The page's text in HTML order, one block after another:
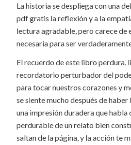
La historia se despliega con una
pdf gratis la reflexión y a la
lectura agradable, pero carece
necesaria para ser
El recuerdo de este libro perdura,
recordatorio perturbador del
para tocar nuestros corazones y
se siente mucho después de
una impresión duradera que habla
perdurable de un relato bien
saltan de la página, y la acción te